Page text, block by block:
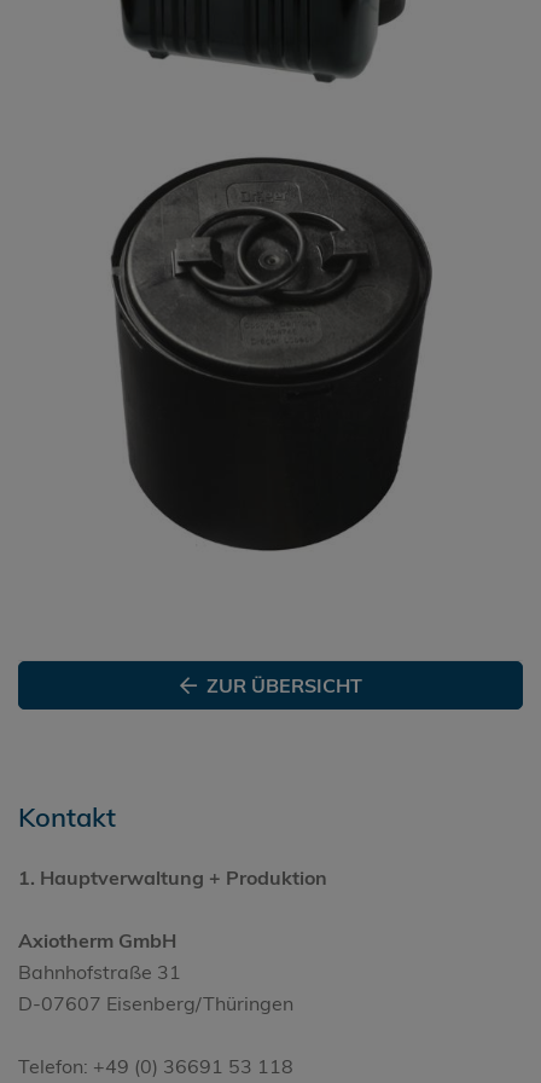
ZUR ÜBERSICHT
Kontakt
1. Hauptverwaltung + Produktion
Axiotherm GmbH
Bahnhofstraße 31
D-07607 Eisenberg/Thüringen
Telefon: +49 (0) 36691 53 118